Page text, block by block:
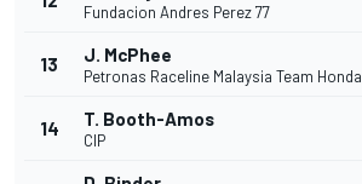
Fundacion Andres Perez 77
13 J. McPhee
Petronas Raceline Malaysia Team Honda
14 T. Booth-Amos
CIP